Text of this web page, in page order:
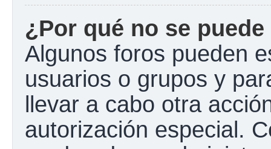
¿Por qué no se
Algunos foros pueden
usuarios o grupos y
llevar a cabo otra
autorización especial.